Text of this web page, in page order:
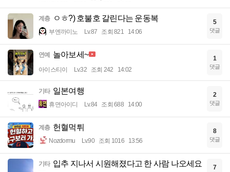
계층 ㅇㅎ?) 호불호 갈린다는 운동복
부엔까미노 Lv.87 조회 821 14:06
5
댓글
연예 놀아보세~
아이스티이 Lv.32 조회 242 14:02
1
댓글
기타 일본여행
휴면아이디 Lv.84 조회 688 14:00
2
댓글
계층 헌혈먹튀
Nozdormu Lv.90 조회 1016 13:56
8
댓글
기타 입추 지나서 시원해졌다고 한 사람 나오세요 7